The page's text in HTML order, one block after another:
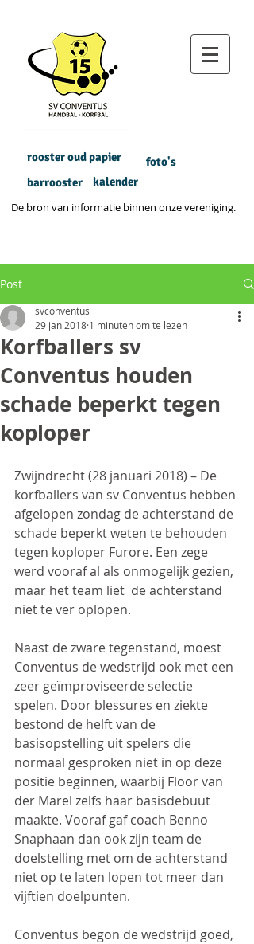
rooster oud papier
barrooster
foto's
kalender
De bron van informatie binnen onze vereniging.
Post
Korfballers sv
Conventus houden
schade beperkt tegen
koploper
svconventus
29 jan 2018 1 minuten om te lezen
Zwijndrecht (28 januari 2018) – De
korfballers van sv Conventus hebben
afgelopen zondag de achterstand de
schade beperkt weten te behouden
tegen koploper Furore. Een zege
werd vooraf al als onmogelijk gezien,
maar het team liet  de achterstand
niet te ver oplopen.
Naast de zware tegenstand, moest
Conventus de wedstrijd ook met een
zeer geïmproviseerde selectie
spelen. Door blessures en ziekte
bestond de helft van de
basisopstelling uit spelers die
normaal gesproken niet in op deze
positie beginnen, waarbij Floor van
der Marel zelfs haar basisdebuut
maakte. Vooraf gaf coach Benno
Snaphaan dan ook zijn team de
doelstelling met om de achterstand
niet op te laten lopen tot meer dan
vijftien doelpunten.
Conventus begon de wedstrijd goed,